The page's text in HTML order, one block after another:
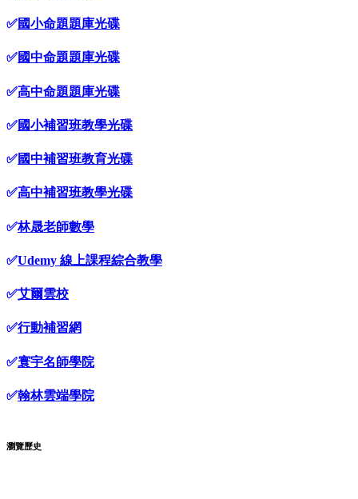
✅國小命題題庫光碟
✅國中命題題庫光碟
✅高中命題題庫光碟
✅國小補習班教學光碟
✅國中補習班教育光碟
✅高中補習班教學光碟
✅林晟老師數學
✅Udemy 線上課程綜合教學
✅艾爾雲校
✅行動補習網
✅寰宇名師學院
✅翰林雲端學院
瀏覽歷史